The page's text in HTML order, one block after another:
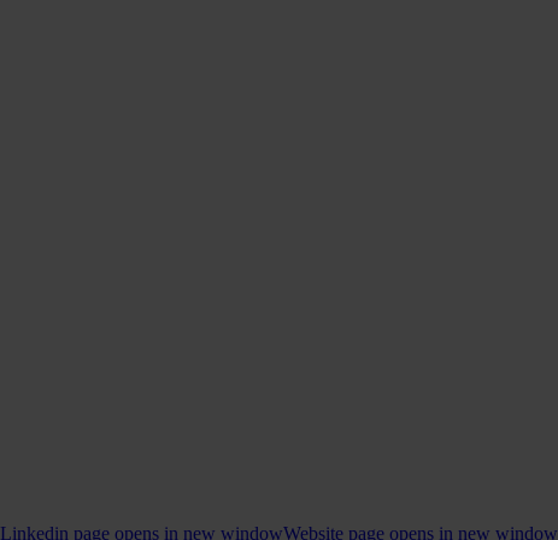
Linkedin page opens in new windowWebsite page opens in new window